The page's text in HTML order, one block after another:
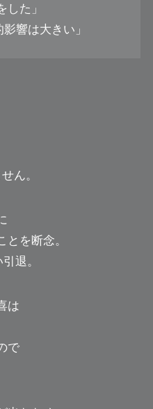
した」
響は大きい」
ん。
を断念。
退。
は
で